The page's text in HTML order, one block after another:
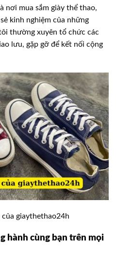
nơi mua sắm giày thể thao,
kinh nghiệm của những
thường xuyên tổ chức các
lưu, gặp gỡ để kết nối cộng
giaythethao24h
hành cùng bạn trên mọi